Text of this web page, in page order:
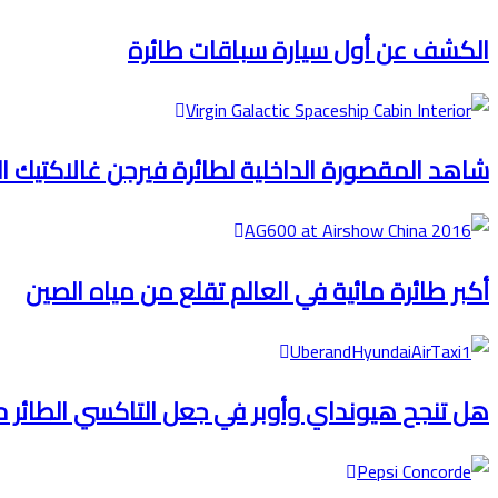
الكشف عن أول سيارة سباقات طائرة
شاهد المقصورة الداخلية لطائرة فيرجن غالاكتيك
أكبر طائرة مائية في العالم تقلع من مياه الصين
هل تنجح هيونداي وأوبر في جعل التاكسي